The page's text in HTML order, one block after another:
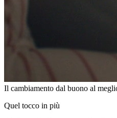
Il cambiamento dal buono al
Quel tocco in più